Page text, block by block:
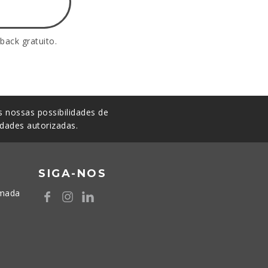
gratuito.
possibilidades de
autorizadas.
SIGA-NOS